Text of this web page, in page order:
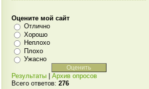
Оцените мой сайт
Отлично
Хорошо
Неплохо
Плохо
Ужасно
Результаты
Архив опросов
Всего ответов: 276